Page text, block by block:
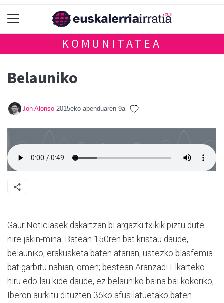
KOMUNITATEA
Belauniko
Jon Alonso 2015eko abenduaren 9a
Gaur Noticiasek dakartzan bi argazki txikik piztu dute
nire jakin-mina. Batean 150ren bat kristau daude,
belauniko, erakusketa baten atarian, ustezko blasfemia
bat garbitu nahian, omen; bestean Aranzadi Elkarteko
hiru edo lau kide daude, ez belauniko baina bai kokoriko,
Iberon aurkitu dituzten 36ko afusilatuetako baten